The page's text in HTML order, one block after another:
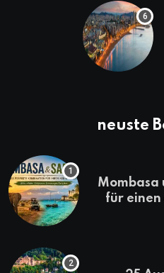
neuste
Mombasa
für einen